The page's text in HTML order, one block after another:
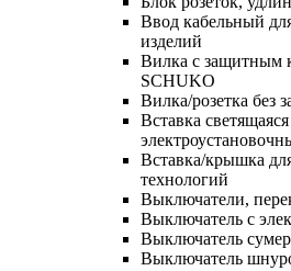
Ввод кабельный
изделий
Вилка с защитным
SCHUKO
Вилка/розетка без
Вставка
Вставка/крышка
технологий
Выключатели,
Выключатель с
Выключатель
Выключатель